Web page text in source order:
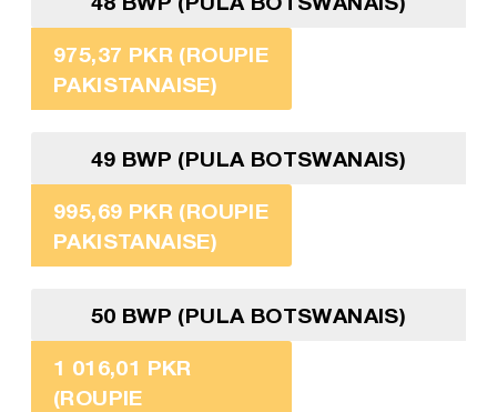
975,37 PKR (ROUPIE
PAKISTANAISE)
49 BWP (PULA BOTSWANAIS)
995,69 PKR (ROUPIE
PAKISTANAISE)
50 BWP (PULA BOTSWANAIS)
1 016,01 PKR
(ROUPIE